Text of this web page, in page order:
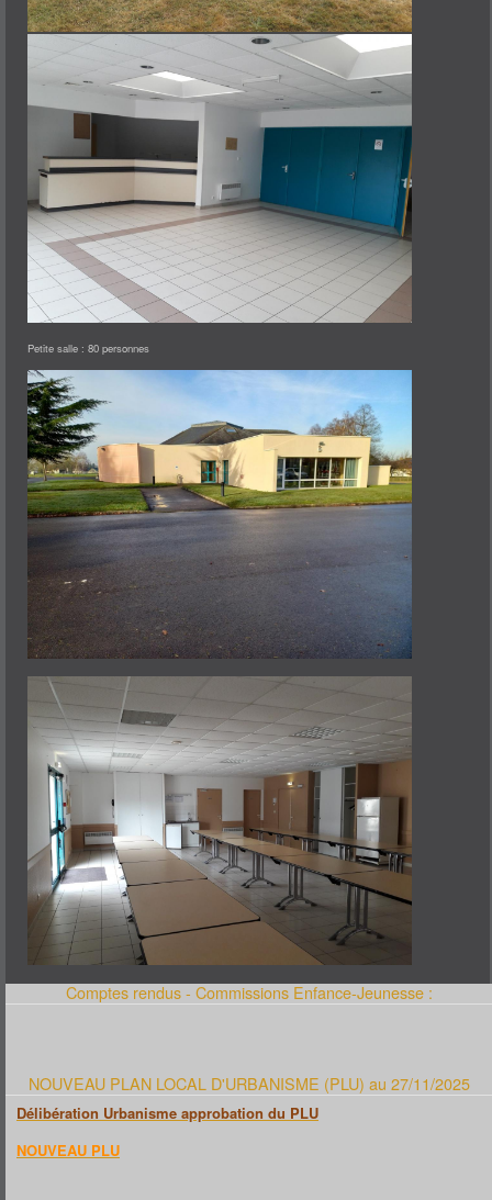
Petite salle : 80 personnes
Comptes rendus - Commissions Enfance-Jeunesse :
NOUVEAU PLAN LOCAL D'URBANISME (PLU) au 27/11/2025
Délibération Urbanisme approbation du PLU
NOUVEAU PLU